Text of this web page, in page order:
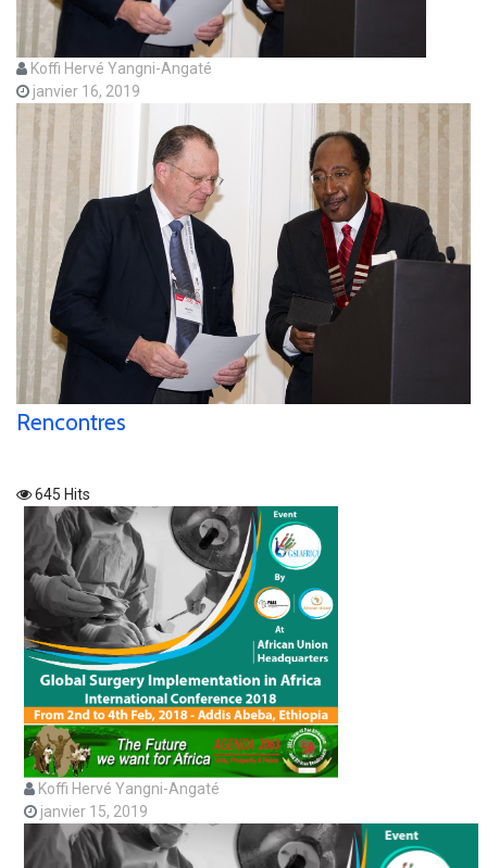
Koffi Hervé Yangni-Angaté
janvier 16, 2019
Rencontres
645 Hits
Koffi Hervé Yangni-Angaté
janvier 15, 2019